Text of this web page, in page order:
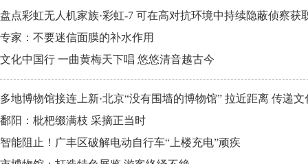
盘点彩虹无人机家族·彩虹-7 可在高对抗环境中持续隐蔽侦察获
专家：不要迷信面膜的补水作用
文化中国行 一曲黄梅天下唱 悠悠清音越古今
多地博物馆接连上新·北京“没有围墙的博物馆” 拉近距离 传递
鄱阳：枇杷缀满枝 采摘正当时
智能阻止！广丰区破解电动自行车“上楼充电”顽疾